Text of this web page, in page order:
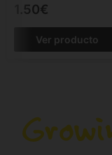
1.50€
Ver producto